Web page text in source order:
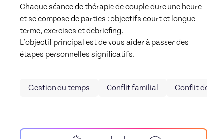
Chaque séance de thérapie de couple dure une heure
et se compose de parties : objectifs court et longue
terme, exercises et debriefing.
L'objectif principal est de vous aider à passer des
étapes personnelles significatifs.
Gestion du temps Conflit familial Conflit de